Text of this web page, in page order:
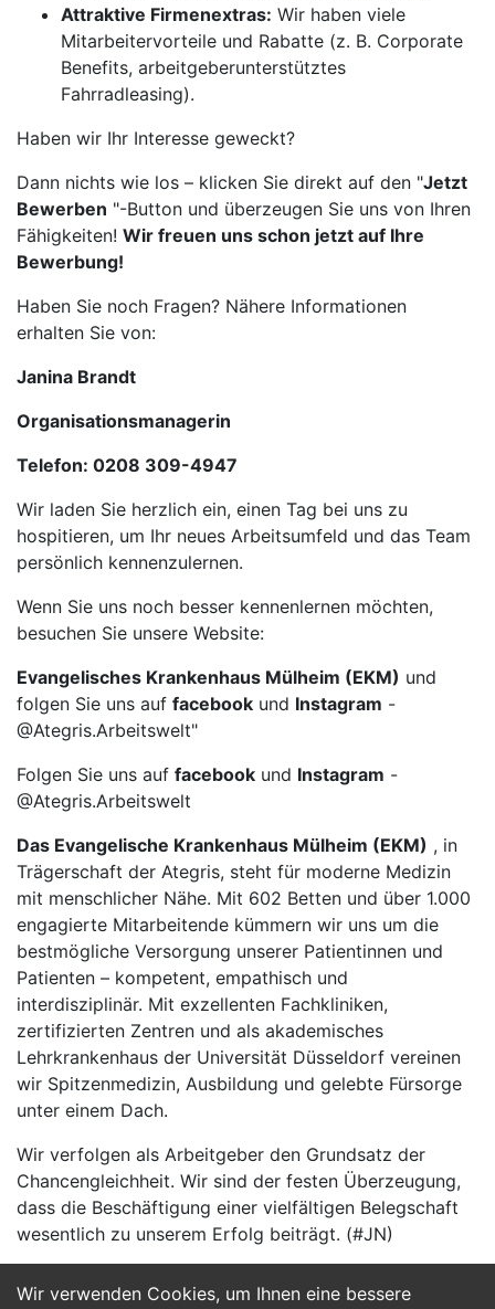
Wir verwenden Cookies, um Ihnen eine bessere
Attraktive Firmenextras: Wir haben viele
Mitarbeitervorteile und Rabatte (z. B. Corporate
Benefits, arbeitgeberunterstütztes
Fahrradleasing).
Haben wir Ihr Interesse geweckt?
Dann nichts wie los – klicken Sie direkt auf den "Jetzt
Bewerben "-Button und überzeugen Sie uns von Ihren
Fähigkeiten! Wir freuen uns schon jetzt auf Ihre
Bewerbung!
Haben Sie noch Fragen? Nähere Informationen
erhalten Sie von:
Janina Brandt
Organisationsmanagerin
Telefon: 0208 309-4947
Wir laden Sie herzlich ein, einen Tag bei uns zu
hospitieren, um Ihr neues Arbeitsumfeld und das Team
persönlich kennenzulernen.
Wenn Sie uns noch besser kennenlernen möchten,
besuchen Sie unsere Website:
Evangelisches Krankenhaus Mülheim (EKM) und
folgen Sie uns auf facebook und Instagram -
@Ategris.Arbeitswelt"
Folgen Sie uns auf facebook und Instagram -
@Ategris.Arbeitswelt
Das Evangelische Krankenhaus Mülheim (EKM) , in
Trägerschaft der Ategris, steht für moderne Medizin
mit menschlicher Nähe. Mit 602 Betten und über 1.000
engagierte Mitarbeitende kümmern wir uns um die
bestmögliche Versorgung unserer Patientinnen und
Patienten – kompetent, empathisch und
interdisziplinär. Mit exzellenten Fachkliniken,
zertifizierten Zentren und als akademisches
Lehrkrankenhaus der Universität Düsseldorf vereinen
wir Spitzenmedizin, Ausbildung und gelebte Fürsorge
unter einem Dach.
Wir verfolgen als Arbeitgeber den Grundsatz der
Chancengleichheit. Wir sind der festen Überzeugung,
dass die Beschäftigung einer vielfältigen Belegschaft
wesentlich zu unserem Erfolg beiträgt. (#JN)